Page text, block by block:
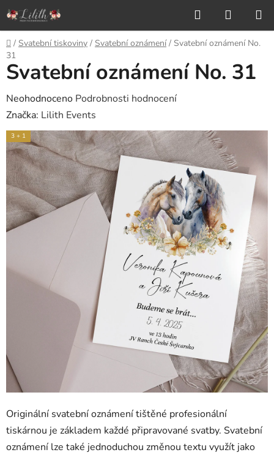
Přejít
na
obsah
Hledat
KOŠÍK
Domů
/ Svatební tiskoviny / Svatební oznámení / Svatební oznámení No.
31
Originální svatební oznámení tištěné profesionální
tiskárnou je základem každé připravované svatby. Svatební
oznámení lze také jednoduchou změnou textu využít jako
Svatební oznámení No. 31
Průměrné
hodnocení
produktu
je
0,0
z
5
hvězdiček.
Neohodnoceno Podrobnosti hodnocení
Značka: Lilith Events
3 + 1